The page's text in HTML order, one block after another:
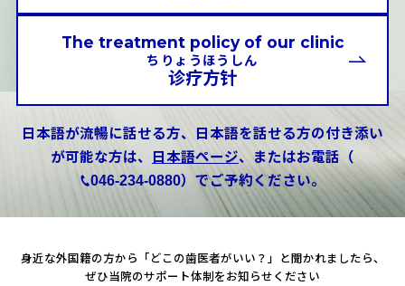
The treatment policy of our clinic
ちりょうほうしん
诊疗方针
日本語が流暢に話せる方、日本語を話せる方の付き添い
が可能な方は、 日本語ページ、またはお電話（
046-234-0880）でご予約ください。
身近な外国籍の方から「どこの歯医者がいい？」と聞かれましたら、
ぜひ当院のサポート体制をお知らせください